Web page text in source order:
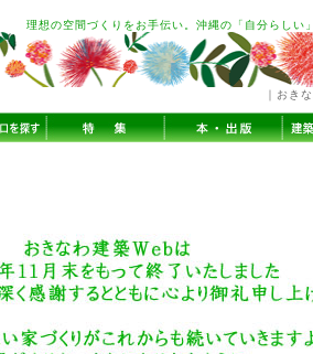
理想の空間づくりをお手伝い。沖縄の「自分らしい
｜おき